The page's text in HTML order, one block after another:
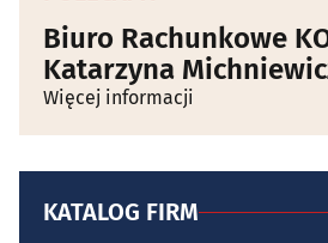
Biuro Rachunkowe
Katarzyna
Więcej informacji
KATALOG FIRM